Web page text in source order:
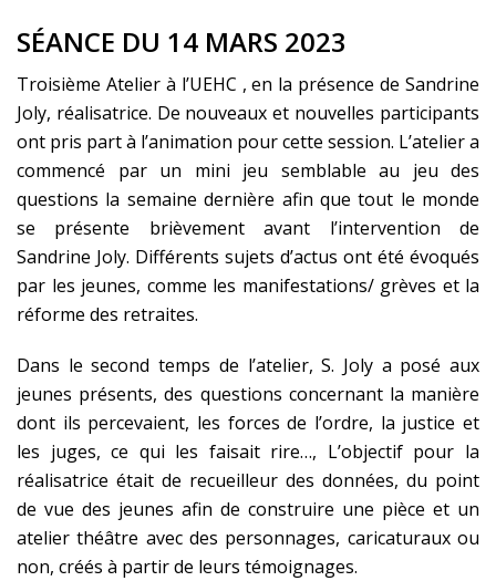
SÉANCE DU 14 MARS 2023
Troisième Atelier à l’UEHC , en la présence de Sandrine
Joly, réalisatrice. De nouveaux et nouvelles participants
ont pris part à l’animation pour cette session. L’atelier a
commencé par un mini jeu semblable au jeu des
questions la semaine dernière afin que tout le monde
se présente brièvement avant l’intervention de
Sandrine Joly. Différents sujets d’actus ont été évoqués
par les jeunes, comme les manifestations/ grèves et la
réforme des retraites.
Dans le second temps de l’atelier, S. Joly a posé aux
jeunes présents, des questions concernant la manière
dont ils percevaient, les forces de l’ordre, la justice et
les juges, ce qui les faisait rire…, L’objectif pour la
réalisatrice était de recueilleur des données, du point
de vue des jeunes afin de construire une pièce et un
atelier théâtre avec des personnages, caricaturaux ou
non, créés à partir de leurs témoignages.